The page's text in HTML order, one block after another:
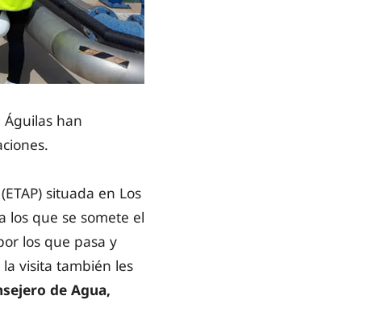
Águilas han
situada en Los
los que se somete el
los que pasa y
visita también les
de Agua,